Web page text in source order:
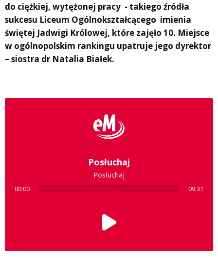
do ciężkiej, wytężonej pracy - takiego źródła
sukcesu Liceum Ogólnokształcącego imienia
świętej Jadwigi Królowej, które zajęło 10. Miejsce
w ogólnopolskim rankingu upatruje jego dyrektor
– siostra dr Natalia Białek.
Posłuchaj
Posłuchaj
00:00 09:31